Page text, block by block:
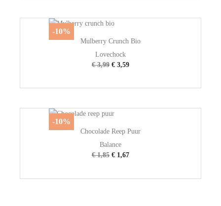
Mulberry Crunch Bio
Lovechock
€ 3,99 € 3,59
-10%
Chocolade Reep Puur
Balance
€ 1,85 € 1,67
-10%